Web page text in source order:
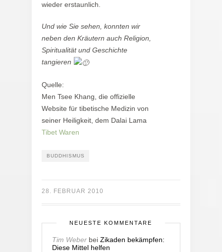
wieder erstaunlich.
Und wie Sie sehen, konnten wir
neben den Kräutern auch Religion,
Spiritualität und Geschichte
tangieren
Quelle:
Men Tsee Khang, die offizielle
Website für tibetische Medizin von
seiner Heiligkeit, dem Dalai Lama
Tibet Waren
BUDDHISMUS
28. FEBRUAR 2010
NEUESTE KOMMENTARE
Tim Weber bei Zikaden bekämpfen:
Diese Mittel helfen